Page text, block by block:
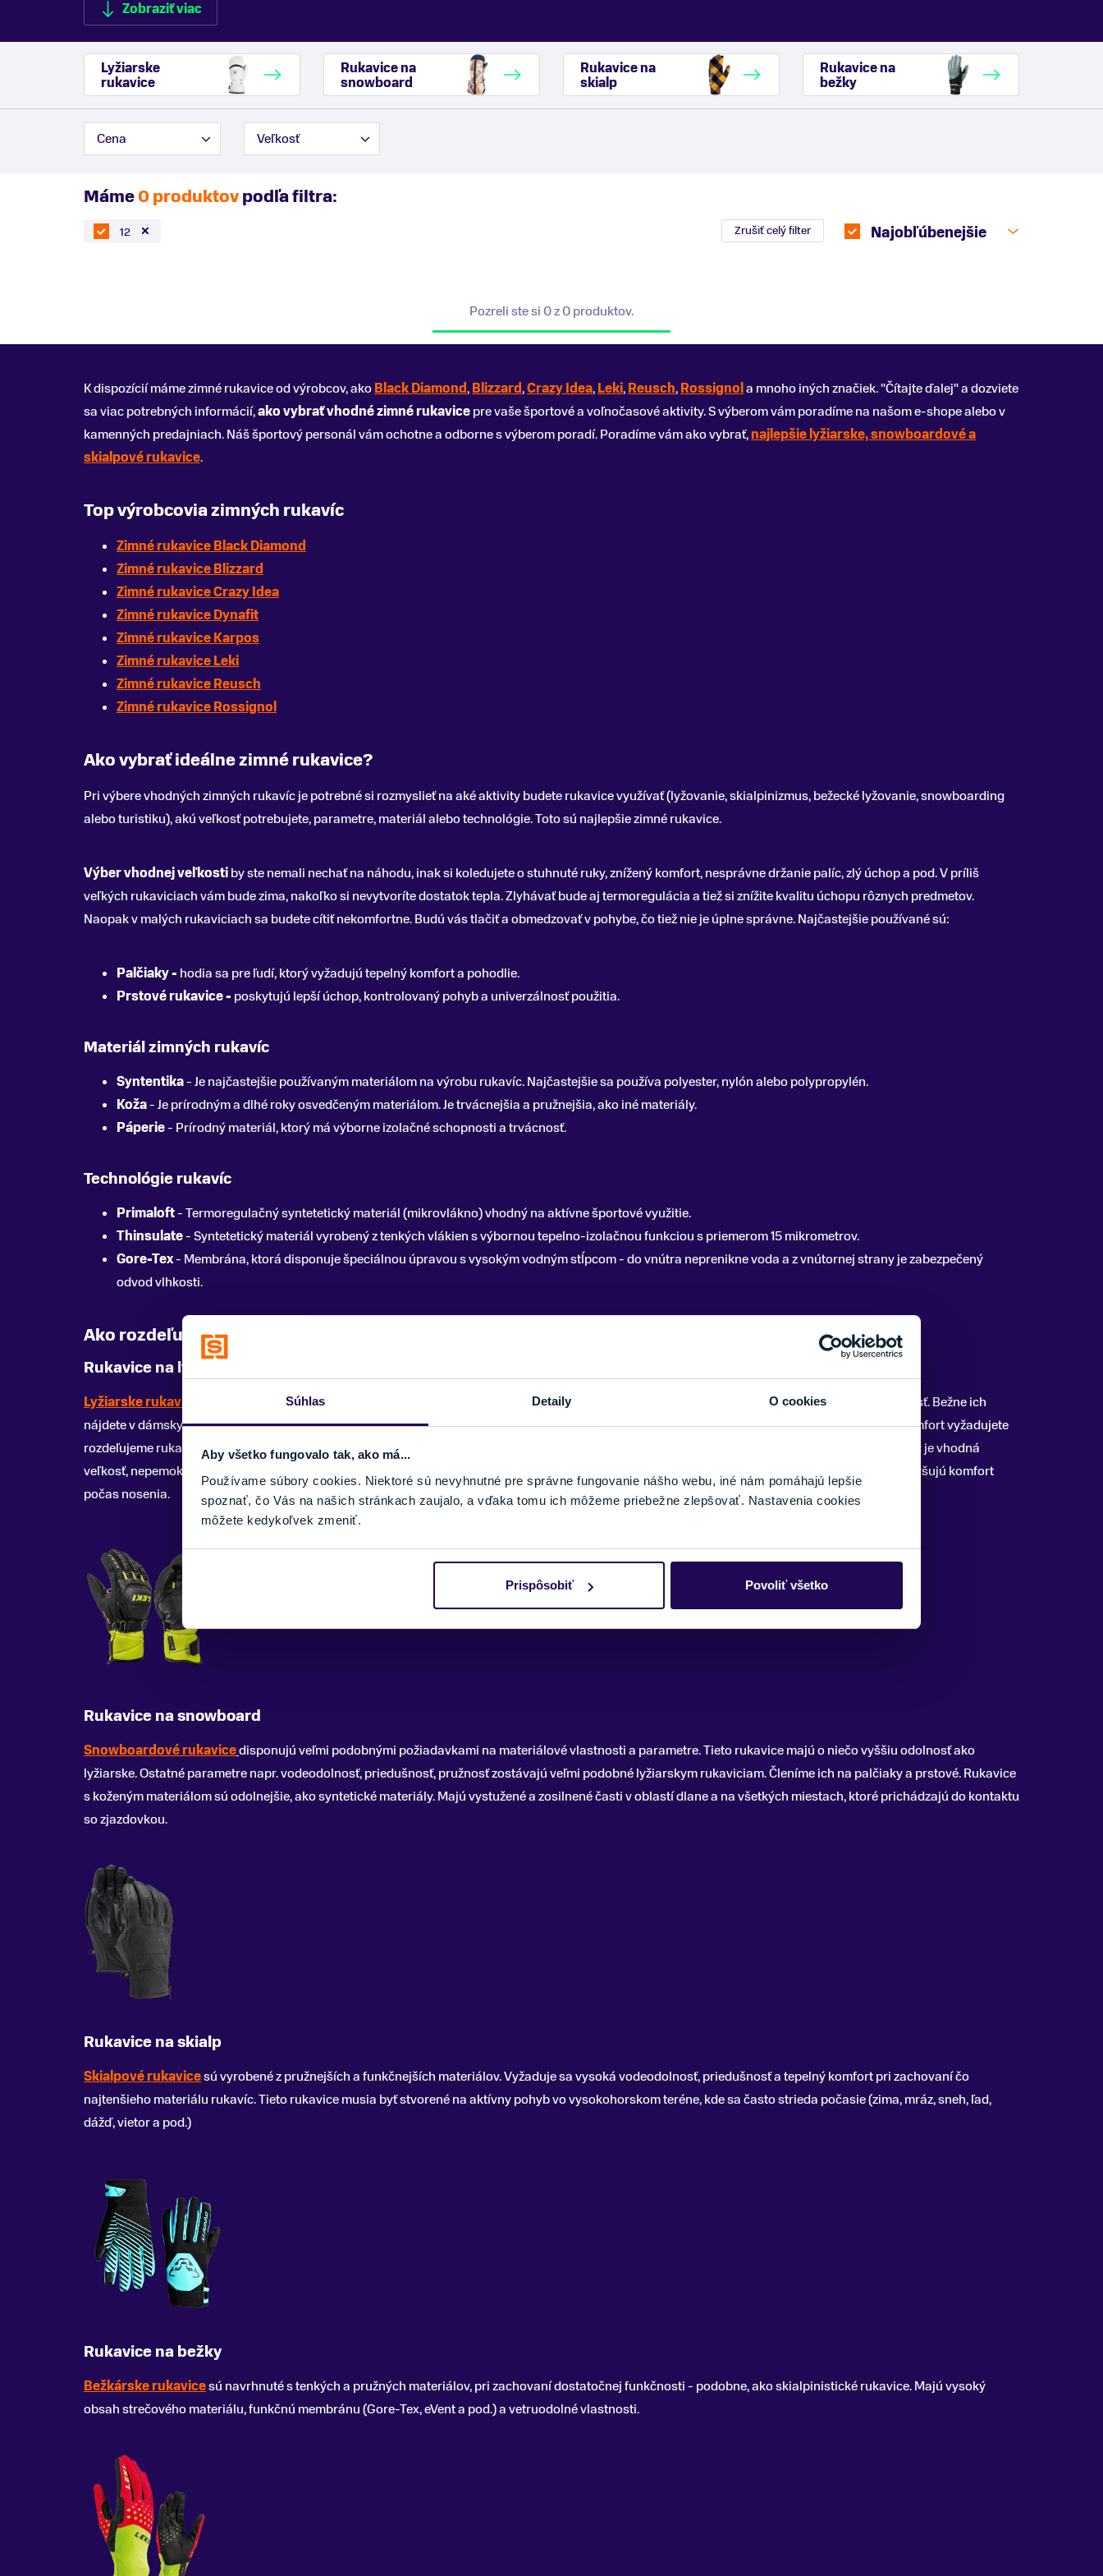
Súhlas Detaily O cookies
Aby všetko fungovalo tak, ako má...
Používame súbory cookies. Niektoré sú nevyhnutné pre správne fungovanie nášho webu, iné nám pomáhajú lepšie
spoznať, čo Vás na našich stránkach zaujalo, a vďaka tomu ich môžeme priebežne zlepšovať. Nastavenia cookies
môžete kedykoľvek zmeniť.
Prispôsobiť Povoliť všetko
Zobraziť viac
Zobraziť menej
Lyžiarske
rukavice
Rukavice na
snowboard
Rukavice na
skialp
Rukavice na
bežky
Cena Veľkosť
Máme0 produktovpodľa filtra:
12 Zrušiť celý filter Najobľúbenejšie
Pozreli ste si 0 z 0 produktov.
K dispozícií máme zimné rukavice od výrobcov, akoBlack Diamond,Blizzard,Crazy Idea,Leki,Reusch,Rossignola mnoho iných značiek. "Čítajte ďalej" a dozviete
sa viac potrebných informácií,ako vybrať vhodné zimné rukavicepre vaše športové a voľnočasové aktivity. S výberom vám poradíme na našom e-shope alebo v
kamenných predajniach. Náš športový personál vám ochotne a odborne s výberom poradí. Poradíme vám ako vybrať,najlepšie lyžiarske, snowboardové a
skialpové rukavice.
Top výrobcovia zimných rukavíc
Zimné rukavice Black Diamond
Zimné rukavice Blizzard
Zimné rukavice Crazy Idea
Zimné rukavice Dynafit
Zimné rukavice Karpos
Zimné rukavice Leki
Zimné rukavice Reusch
Zimné rukavice Rossignol
Ako vybrať ideálne zimné rukavice?
Pri výbere vhodných zimných rukavíc je potrebné si rozmyslieť na aké aktivity budete rukavice využívať (lyžovanie, skialpinizmus, bežecké lyžovanie, snowboarding
alebo turistiku), akú veľkosť potrebujete, parametre, materiál alebo technológie. Toto sú najlepšie zimné rukavice.
Výber vhodnej veľkostiby ste nemali nechať na náhodu, inak si koledujete o stuhnuté ruky, znížený komfort, nesprávne držanie palíc, zlý úchop a pod. V príliš
veľkých rukaviciach vám bude zima, nakoľko si nevytvoríte dostatok tepla. Zlyhávať bude aj termoregulácia a tiež si znížite kvalitu úchopu rôznych predmetov.
Naopak v malých rukaviciach sa budete cítiť nekomfortne. Budú vás tlačiť a obmedzovať v pohybe, čo tiež nie je úplne správne. Najčastejšie používané sú:
Palčiaky - hodia sa pre ľudí, ktorý vyžadujú tepelný komfort a pohodlie.
Prstové rukavice - poskytujú lepší úchop, kontrolovaný pohyb a univerzálnosť použitia.
Materiál zimných rukavíc
Syntentika- Je najčastejšie používaným materiálom na výrobu rukavíc. Najčastejšie sa používa polyester, nylón alebo polypropylén.
Koža- Je prírodným a dlhé roky osvedčeným materiálom. Je trvácnejšia a pružnejšia, ako iné materiály.
Páperie- Prírodný materiál, ktorý má výborne izolačné schopnosti a trvácnosť.
Technológie rukavíc
Primaloft- Termoregulačný syntetetický materiál (mikrovlákno) vhodný na aktívne športové využitie.
Thinsulate- Syntetetický materiál vyrobený z tenkých vlákien s výbornou tepelno-izolačnou funkciou s priemerom 15 mikrometrov.
Gore-Tex- Membrána, ktorá disponuje špeciálnou úpravou s vysokým vodným stĺpcom - do vnútra neprenikne voda a z vnútornej strany je zabezpečený
odvod vlhkosti.
Ako rozdeľujeme rukavice na zimu
Rukavice na lyžovanie
Lyžiarske rukavice
sú určené prevažne na lyžovanie a s tým spojené aktivity. Poskytujú vysokú ochranu, priedušnosť, vodeodolnosť a vetruodolnosť. Bežne ich
nájdete v dámskych, pánsky, juniorských alebo detských prevedeniach. V základe ich rozdeľujeme na palčiaky a prstové. Podľa toho, aký tepelný komfort vyžadujete
rozdeľujeme rukavice na palčiaky (vhodnejšie skôr pre deti a ženy) alebo prstové (vhodné pre pánov). Základným faktorom výberu vhodných rukavíc je vhodná
veľkosť, nepemokavosť a udržovanie tepelného komfortu. Aktuálne na trhu dostať rôzne značky, modely, rukavice s vyhrievaním a podobne, ktoré zvyšujú komfort
počas nosenia.
Rukavice na snowboard
Snowboardové rukavicedisponujú veľmi podobnými požiadavkami na materiálové vlastnosti a parametre. Tieto rukavice majú o niečo vyššiu odolnosť ako
lyžiarske. Ostatné parametre napr. vodeodolnosť, priedušnosť, pružnosť zostávajú veľmi podobné lyžiarskym rukaviciam. Členíme ich na palčiaky a prstové. Rukavice
s koženým materiálom sú odolnejšie, ako syntetické materiály. Majú vystužené a zosilnené časti v oblastí dlane a na všetkých miestach, ktoré prichádzajú do kontaktu
so zjazdovkou.
Rukavice na skialp
Skialpové rukavicesú vyrobené z pružnejších a funkčnejších materiálov. Vyžaduje sa vysoká vodeodolnosť, priedušnosť a tepelný komfort pri zachovaní čo
najtenšieho materiálu rukavíc. Tieto rukavice musia byť stvorené na aktívny pohyb vo vysokohorskom teréne, kde sa často strieda počasie (zima, mráz, sneh, ľad,
dážď, vietor a pod.)
Rukavice na bežky
Bežkárske rukavicesú navrhnuté s tenkých a pružných materiálov, pri zachovaní dostatočnej funkčnosti - podobne, ako skialpinistické rukavice. Majú vysoký
obsah strečového materiálu, funkčnú membránu (Gore-Tex, eVent a pod.) a vetruodolné vlastnosti.